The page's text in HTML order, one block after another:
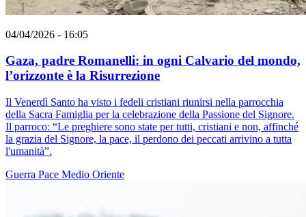
04/04/2026 - 16:05
Gaza, padre Romanelli: in ogni Calvario del mondo,
l’orizzonte è la Risurrezione
Il Venerdì Santo ha visto i fedeli cristiani riunirsi nella parrocchia
della Sacra Famiglia per la celebrazione della Passione del Signore.
Il parroco: “Le preghiere sono state per tutti, cristiani e non, affinché
la grazia del Signore, la pace, il perdono dei peccati arrivino a tutta
l'umanità”.
Guerra Pace Medio Oriente